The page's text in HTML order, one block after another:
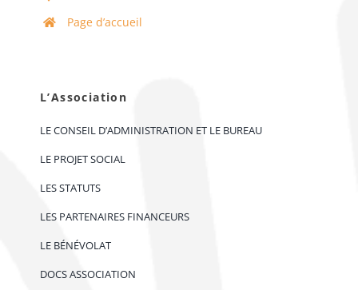
Page d’accueil
L’Association
LE CONSEIL D’ADMINISTRATION ET LE BUREAU
LE PROJET SOCIAL
LES STATUTS
LES PARTENAIRES FINANCEURS
LE BÉNÉVOLAT
DOCS ASSOCIATION